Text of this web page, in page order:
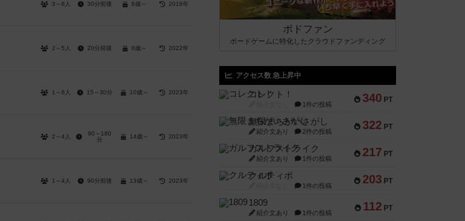
3～6人 30分前後 8歳～ 2016年
2～5人 20分前後 8歳～ 2022年
1～6人 15～30分 10歳～ 2023年
2～4人
90～180
分
14歳～ 2023年
1～4人 90分前後 13歳～ 2023年
ボドファン
ボードゲームに特化したクラウドファンディング
アクセス数 急上昇中
340 PT
コレクト！
1件の投稿
322 PT
無限まちがいさがし
紹介文あり 2件の投稿
217 PT
ガルフストライク
紹介文あり 1件の投稿
203 PT
クルティボ
1件の投稿
112 PT
1809
紹介文あり 1件の投稿